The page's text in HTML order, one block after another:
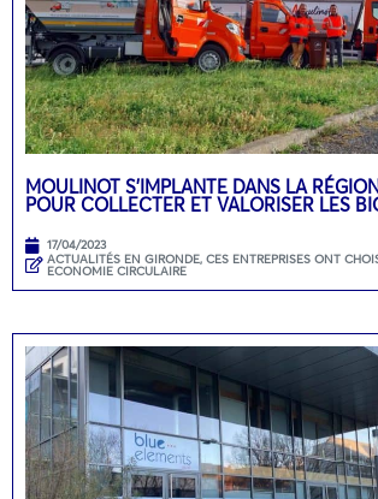
MOULINOT S’IMPLANTE DANS LA
POUR COLLECTER ET VALORISER LES
17/04/2023
ACTUALITÉS EN GIRONDE, CES ENTREPRISES ONT
ECONOMIE CIRCULAIRE